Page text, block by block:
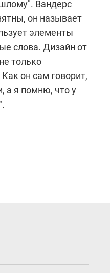
Вандерс
он называет
элементы
слова. Дизайн от
только
он сам говорит,
а я помню, что у